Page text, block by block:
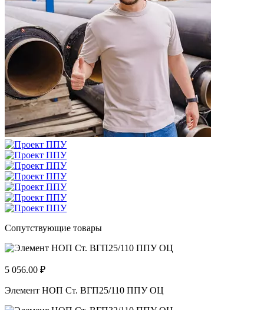
Сопутствующие товары
5 056.00 ₽
Элемент НОП Ст. ВГП25/110 ППУ ОЦ